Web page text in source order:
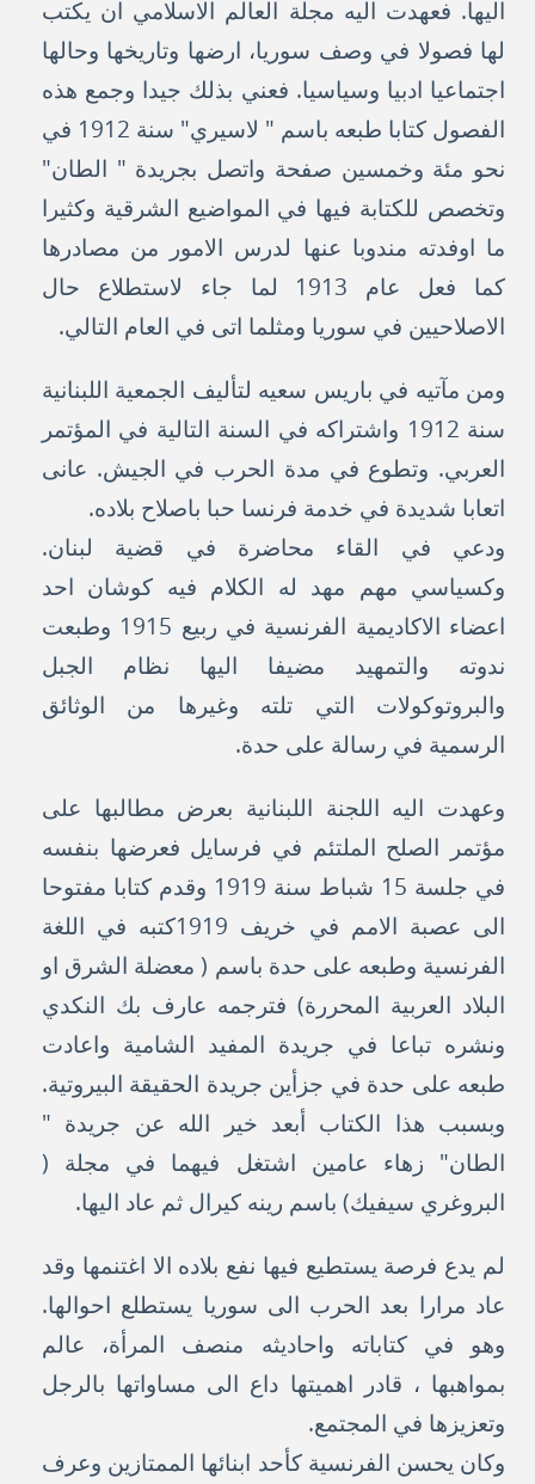
اليها. فعهدت اليه مجلة العالم الاسلامي ان يكتب
لها فصولا في وصف سوريا، ارضها وتاريخها وحالها
اجتماعيا ادبيا وسياسيا. فعني بذلك جيدا وجمع هذه
الفصول كتابا طبعه باسم " لاسيري" سنة 1912 في
نحو مئة وخمسين صفحة واتصل بجريدة " الطان"
وتخصص للكتابة فيها في المواضيع الشرقية وكثيرا
ما اوفدته مندوبا عنها لدرس الامور من مصادرها
كما فعل عام 1913 لما جاء لاستطلاع حال
الاصلاحيين في سوريا ومثلما اتى في العام التالي.
ومن مآتيه في باريس سعيه لتأليف الجمعية اللبنانية
سنة 1912 واشتراكه في السنة التالية في المؤتمر
العربي. وتطوع في مدة الحرب في الجيش. عانى
اتعابا شديدة في خدمة فرنسا حبا باصلاح بلاده.
ودعي في القاء محاضرة في قضية لبنان.
وكسياسي مهم مهد له الكلام فيه كوشان احد
اعضاء الاكاديمية الفرنسية في ربيع 1915 وطبعت
ندوته والتمهيد مضيفا اليها نظام الجبل
والبروتوكولات التي تلته وغيرها من الوثائق
الرسمية في رسالة على حدة.
وعهدت اليه اللجنة اللبنانية بعرض مطالبها على
مؤتمر الصلح الملتئم في فرسايل فعرضها بنفسه
في جلسة 15 شباط سنة 1919 وقدم كتابا مفتوحا
الى عصبة الامم في خريف 1919كتبه في اللغة
الفرنسية وطبعه على حدة باسم ( معضلة الشرق او
البلاد العربية المحررة) فترجمه عارف بك النكدي
ونشره تباعا في جريدة المفيد الشامية واعادت
طبعه على حدة في جزأين جريدة الحقيقة البيروتية.
وبسبب هذا الكتاب أبعد خير الله عن جريدة "
الطان" زهاء عامين اشتغل فيهما في مجلة (
البروغري سيفيك) باسم رينه كيرال ثم عاد اليها.
لم يدع فرصة يستطيع فيها نفع بلاده الا اغتنمها وقد
عاد مرارا بعد الحرب الى سوريا يستطلع احوالها.
وهو في كتاباته واحاديثه منصف المرأة، عالم
بمواهبها ، قادر اهميتها داع الى مساواتها بالرجل
وتعزيزها في المجتمع.
وكان يحسن الفرنسية كأحد ابنائها الممتازين وعرف